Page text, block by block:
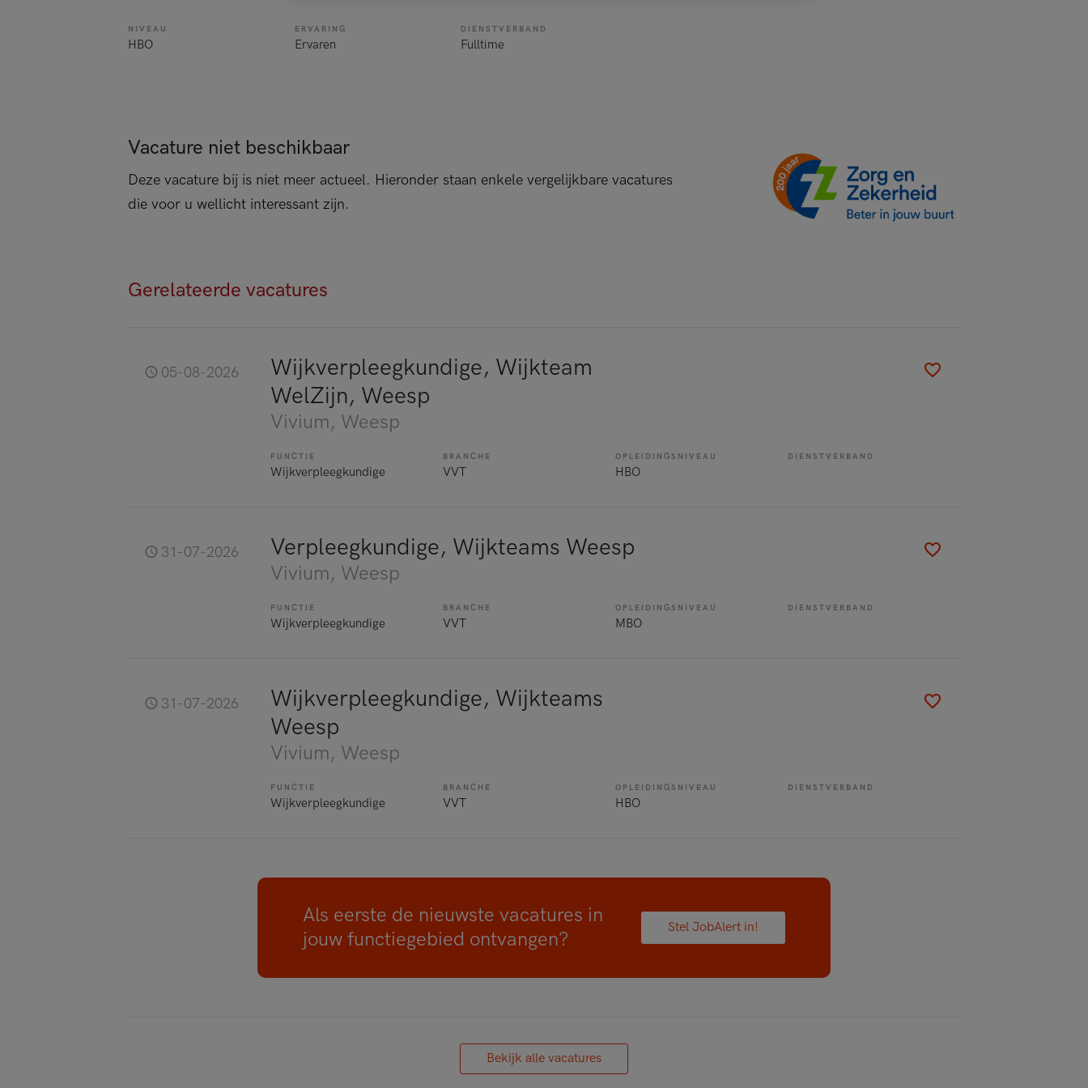
NIVEAU
HBO
ERVARING
Ervaren
DIENSTVERBAND
Fulltime
Vacature niet beschikbaar
Deze vacature bij is niet meer actueel. Hieronder staan enkele vergelijkbare vacatures
die voor u wellicht interessant zijn.
Gerelateerde vacatures
05-08-2026
Wijkverpleegkundige, Wijkteam
WelZijn, Weesp
Vivium, Weesp
FUNCTIE
Wijkverpleegkundige
BRANCHE
VVT
OPLEIDINGSNIVEAU
HBO
DIENSTVERBAND
31-07-2026 Verpleegkundige, Wijkteams Weesp
Vivium, Weesp
FUNCTIE
Wijkverpleegkundige
BRANCHE
VVT
OPLEIDINGSNIVEAU
MBO
DIENSTVERBAND
31-07-2026
Wijkverpleegkundige, Wijkteams
Weesp
Vivium, Weesp
FUNCTIE
Wijkverpleegkundige
BRANCHE
VVT
OPLEIDINGSNIVEAU
HBO
DIENSTVERBAND
Als eerste de nieuwste vacatures in
jouw functiegebied ontvangen?
Stel JobAlert in!
Bekijk alle vacatures